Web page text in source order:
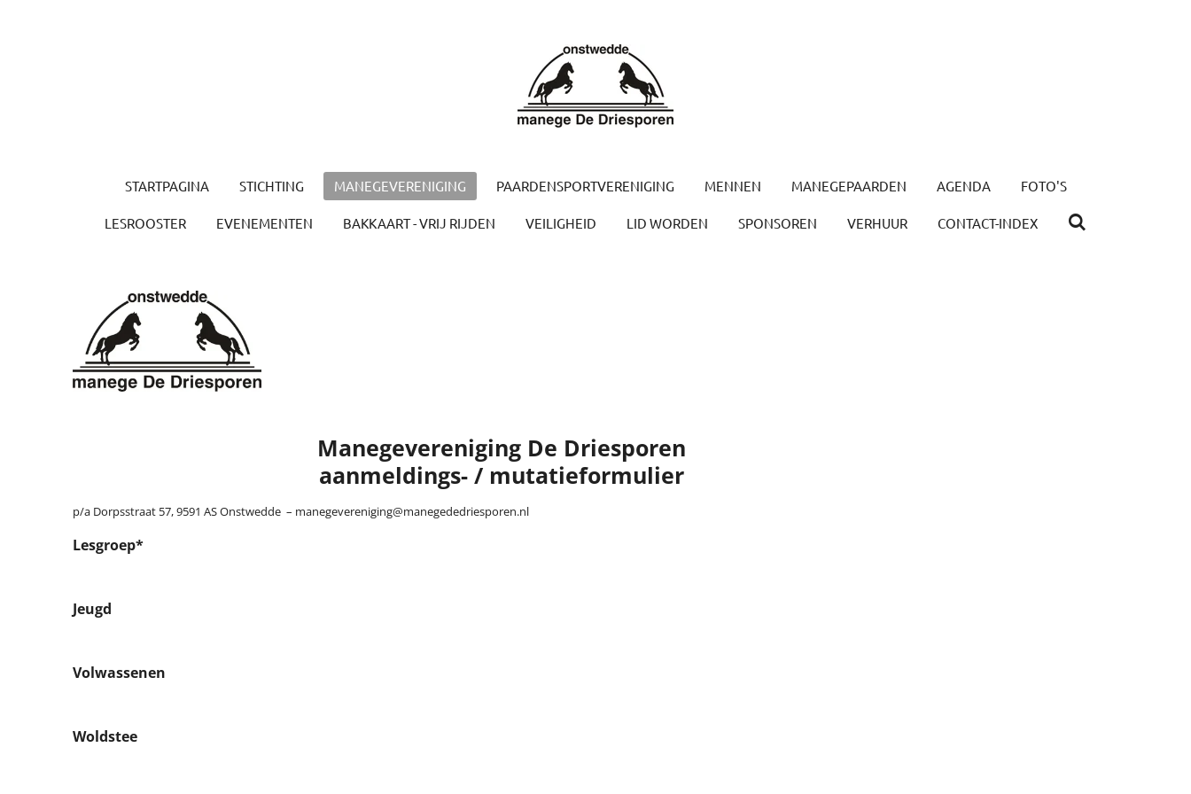
STARTPAGINA STICHTING MANEGEVERENIGING PAARDENSPORTVERENIGING MENNEN MANEGEPAARDEN AGENDA FOTO'S
LESROOSTER EVENEMENTEN BAKKAART - VRIJ RIJDEN VEILIGHEID LID WORDEN SPONSOREN VERHUUR CONTACT-INDEX
Manegevereniging De Driesporen
aanmeldings- / mutatieformulier
p/a Dorpsstraat 57, 9591 AS Onstwedde – manegevereniging@manegededriesporen.nl
Lesgroep*
Jeugd
Volwassenen
Woldstee